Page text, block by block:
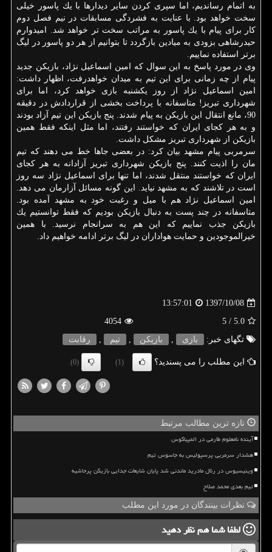
به اتمام رساندیم، اما سپری كردن سایر دیدارها با یك پاسور خیلی
سخت خواهد بود. با عنایت به فشردگی مسابقات در نیم فصل دوم
كار برای پیام با یك پاسور به مراتب سخت تر خواهد شد. امیدوارم
حیدرشاهی بزودی به میادین بازگردد تا بتوانیم از هر دو پاسور در لیگ
برتر استفاده نماییم.
وی در مورد پاسخ به این سوال كه امین اسماعیل نژاد، بازیكن جدید
پیام از چه زمانی برای این تیم به میدان خواهدرفت، اظهار داشت:
امین اسماعیل نژاد از روز یكشنبه بازی خواهد كرد، اما برای
شهرداری تبریز! متاسفانه با پرداخت بخشی از قراردادش در دقیقه
90، مانع انتقال این بازیكن به پیام شدند. پنج بازیكن این تیم آزاد بودند
و به هر كجای ایران كه خواستند رفتند، اما مثل اینكه فقط همین
بازیكن از شهرداری تبریز مشكل داشت.
سرمربی پیام مشهد بیان كرد: در بعضی جاها خط می دهند كه تیم
مان را اذیت كنند. پنج بازیكن شهرداری تبریز آزادانه به هر كجای
ایران كه خواستند منتقل شدند، اما تنها برای اسماعیل نژاد سه روز
است در تلاشند كه به مشهد نیاید. این گونه مسائل آزارمان می دهد.
امین اسماعیل نژاد هم با میل و رغبت خود به مشهد آمده بود.
متاسفانه در چند پست به دنبال بازیكن بودیم كه فقط توانستیم یك
بازیكن جذب نماییم كه این هم به سرانجام نرسید. با همین
خیرالموجودین و حمایت هواداران در لیگ برتر ادامه خواهیم داد.
1397/10/08
13:57:01
5.0
/ 5
4054
تگهای خبر:
بازی , بازیكن , تیم , رقابت
این مطلب را می پسندید؟ (1)
(0)
تازه ترین مطالب مرتبط
آینده نامعلوم طارمی در المپیاکوس
هشدار سرمربی پرسپولیس به جاسوس تیم
وینیسیوس در رئال مادرید ماندنی شد پایان شایعات جدایی بازیکن پرحاشیه
تیم بعدی محمد صلاح
نظرات بینندگان در مورد این مطلب
لطفا شما همنظر دهید